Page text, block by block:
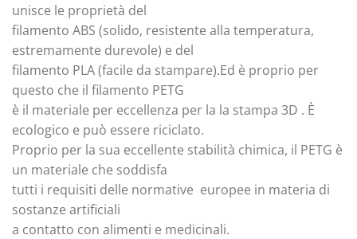
unisce le proprietà del
filamento ABS (solido, resistente alla temperatura,
estremamente durevole) e del
filamento PLA (facile da stampare).Ed è proprio per
questo che il filamento PETG
è il materiale per eccellenza per la la stampa 3D . È
ecologico e può essere riciclato.
Proprio per la sua eccellente stabilità chimica, il PETG è
un materiale che soddisfa
tutti i requisiti delle normative europee in materia di
sostanze artificiali
a contatto con alimenti e medicinali.